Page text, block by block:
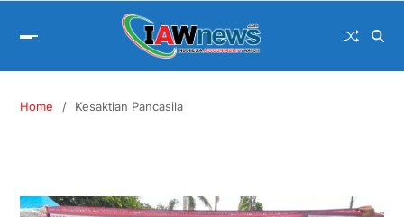
Home Kesaktian Pancasila